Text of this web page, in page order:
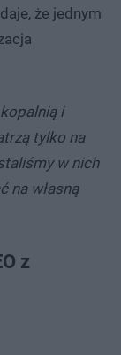
że jednym
i
tylko na
w nich
na własną
z